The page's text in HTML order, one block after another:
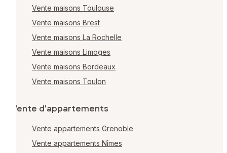
Vente maisons Toulouse
Vente maisons Brest
Vente maisons La Rochelle
Vente maisons Limoges
Vente maisons Bordeaux
Vente maisons Toulon
Vente d'appartements
Vente appartements Grenoble
Vente appartements Nîmes